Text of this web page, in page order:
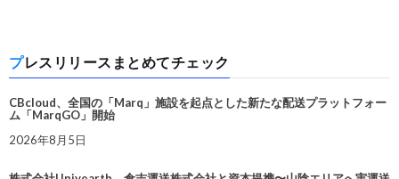
プレスリリースまとめてチェック
CBcloud、全国の「Marq」施設を起点とした新たな配送プラットフォー
ム「MarqGO」開始
2026年8月5日